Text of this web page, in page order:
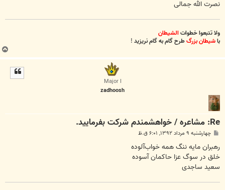
نصرت الله جمالی
ولا تتبعوا خطواتالشیطان
باشیطان بزرگطرح گام به گام نریزید!
ب
ا
Major I
zadhoosh
Re: مشاعره / خواهشمندم شرکت بفرماييد.
پ
ت
چهارشنبه ۹ مرداد ۱۳۹۲, ۶:۰۱ ق.ظ
رهبران مایه ننگ همه خواب‌آلوده
خلق در سوگ عزا حاکمان آسوده
سعید ساجدی